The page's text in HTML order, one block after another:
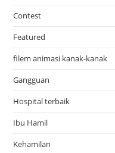
Contest
Featured
filem animasi kanak-kanak
Gangguan
Hospital terbaik
Ibu Hamil
Kehamilan